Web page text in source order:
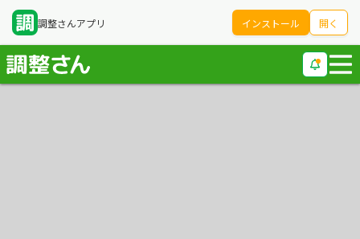
調整さんアプリ インストール 開く